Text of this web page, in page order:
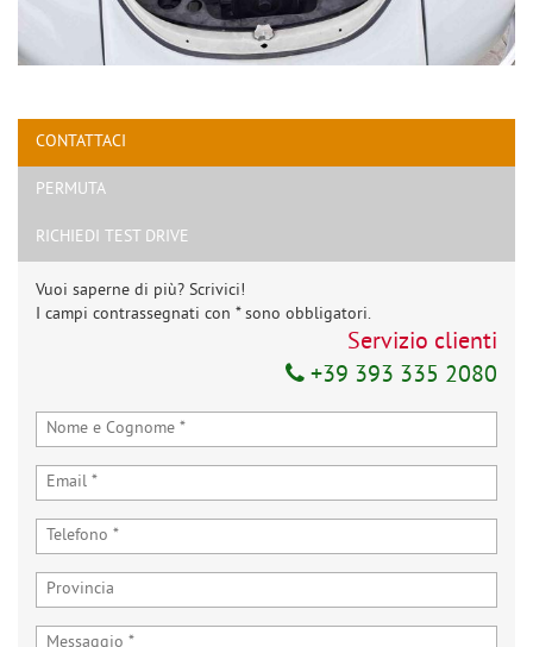
CONTATTACI
PERMUTA
RICHIEDI TEST DRIVE
Vuoi saperne di più? Scrivici!
I campi contrassegnati con * sono obbligatori.
Servizio clienti
+39 393 335 2080